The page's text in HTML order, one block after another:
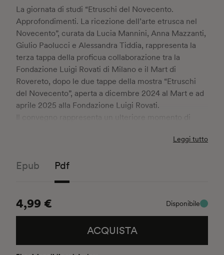
La giornata di studi “Etruschi del Novecento.
Approfondimenti. La ricezione dell’arte etrusca nel
Novecento”, curata da Lucia Mannini, Anna Mazzanti,
Giulio Paolucci e Alessandra Tiddia, rappresenta la
terza tappa della proficua collaborazione tra la
Fondazione Luigi Rovati di Milano e il Mart di
Rovereto, dopo le due tappe della mostra “Etruschi
del Novecento”, aperta a dicembre 2024 al Mart e ad
aprile 2025 alla Fondazione Luigi Rovati.
Il convegno rappresenta un ulteriore momento di
la ricerca dedicata al rapporto fra le arti figurative
mondo etrusco: si tratta di una congiunzione
della scultura, ma anche delle arti performative e
nell’ambito delle arti applicate, dalla ceramica ai
Gli interventi succedutisi nel corso della giornata del
Leggi tutto
Epub Pdf
4,99 €
ACQUISTA
Disponibile